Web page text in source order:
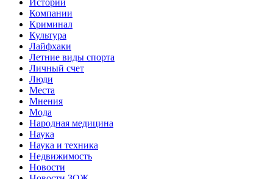
Компании
Криминал
Культура
Лайфхаки
Летние виды спорта
Личный счет
Люди
Места
Мнения
Мода
Народная медицина
Наука
Наука и техника
Недвижимость
Новости